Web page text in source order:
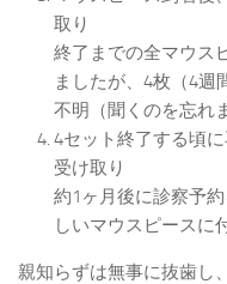
取り
終了までの全マウス
ましたが、4枚（4週
不明（聞くのを忘れ
4セット終了する頃
受け取り
約1ヶ月後に診察予
しいマウスピースに
親知らずは無事に抜歯し